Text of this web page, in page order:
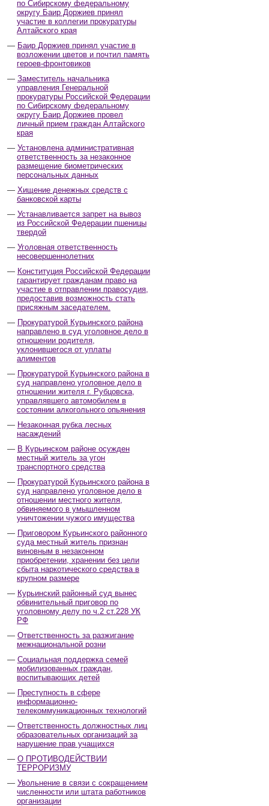
по Сибирскому федеральному
округу Баир Доржиев принял
участие в коллегии прокуратуры
Алтайского края
Баир Доржиев принял участие в
возложении цветов и почтил память
героев-фронтовиков
Заместитель начальника
управления Генеральной
прокуратуры Российской Федерации
по Сибирскому федеральному
округу Баир Доржиев провел
личный прием граждан Алтайского
края
Установлена административная
ответственность за незаконное
размещение биометрических
персональных данных
Хищение денежных средств с
банковской карты
Устанавливается запрет на вывоз
из Российской Федерации пшеницы
твердой
Уголовная ответственность
несовершеннолетних
Конституция Российской Федерации
гарантирует гражданам право на
участие в отправлении правосудия,
предоставив возможность стать
присяжным заседателем.
Прокуратурой Курьинского района
направлено в суд уголовное дело в
отношении родителя,
уклонившегося от уплаты
алиментов
Прокуратурой Курьинского района в
суд направлено уголовное дело в
отношении жителя г. Рубцовска,
управлявшего автомобилем в
состоянии алкогольного опьянения
Незаконная рубка лесных
насаждений
В Курьинском районе осужден
местный житель за угон
транспортного средства
Прокуратурой Курьинского района в
суд направлено уголовное дело в
отношении местного жителя,
обвиняемого в умышленном
уничтожении чужого имущества
Приговором Курьинского районного
суда местный житель признан
виновным в незаконном
приобретении, хранении без цели
сбыта наркотического средства в
крупном размере
Курьинский районный суд вынес
обвинительный приговор по
уголовному делу по ч.2 ст.228 УК
РФ
Ответственность за разжигание
межнациональной розни
Социальная поддержка семей
мобилизованных граждан,
воспитывающих детей
Преступность в сфере
информационно-
телекоммуникационных технологий
Ответственность должностных лиц
образовательных организаций за
нарушение прав учащихся
О ПРОТИВОДЕЙСТВИИ
ТЕРРОРИЗМУ
Увольнение в связи с сокращением
численности или штата работников
организации